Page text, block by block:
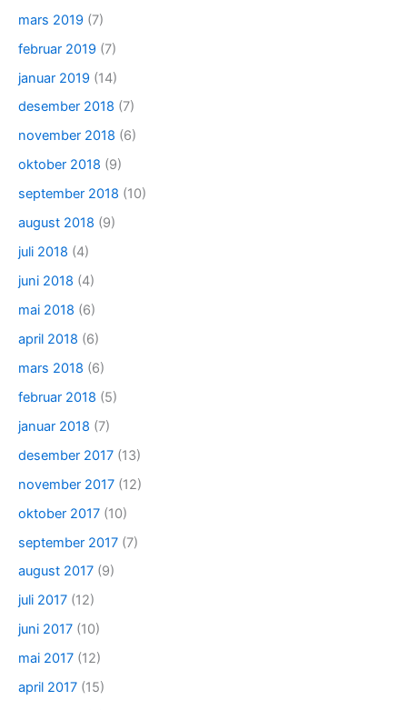
mars 2019 (7)
februar 2019 (7)
januar 2019 (14)
desember 2018 (7)
november 2018 (6)
oktober 2018 (9)
september 2018 (10)
august 2018 (9)
juli 2018 (4)
juni 2018 (4)
mai 2018 (6)
april 2018 (6)
mars 2018 (6)
februar 2018 (5)
januar 2018 (7)
desember 2017 (13)
november 2017 (12)
oktober 2017 (10)
september 2017 (7)
august 2017 (9)
juli 2017 (12)
juni 2017 (10)
mai 2017 (12)
april 2017 (15)